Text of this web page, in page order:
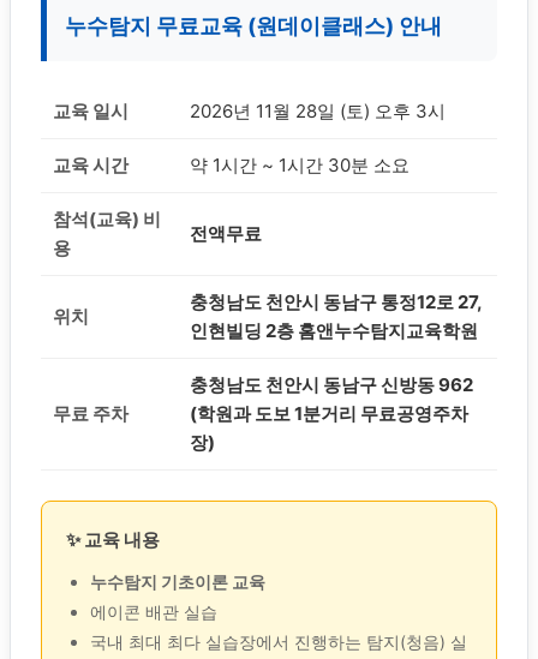
누수탐지 무료교육 (원데이클래스) 안내
교육 일시 2026년 11월 28일 (토) 오후 3시
교육 시간 약 1시간 ~ 1시간 30분 소요
참석(교육) 비
용
전액무료
위치
충청남도 천안시 동남구 통정12로 27,
인현빌딩 2층 홈앤누수탐지교육학원
무료 주차
충청남도 천안시 동남구 신방동 962
(학원과 도보 1분거리 무료공영주차
장)
✨ 교육 내용
누수탐지 기초이론 교육
에이콘 배관 실습
국내 최대 최다 실습장에서 진행하는 탐지(청음) 실